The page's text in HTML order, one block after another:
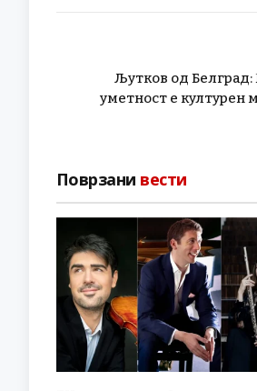
Љутков од
уметност е културен
Поврзани вести